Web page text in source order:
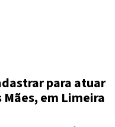
para atuar
em Limeira